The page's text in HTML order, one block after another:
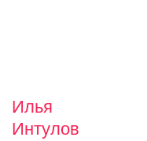
Илья
Интулов